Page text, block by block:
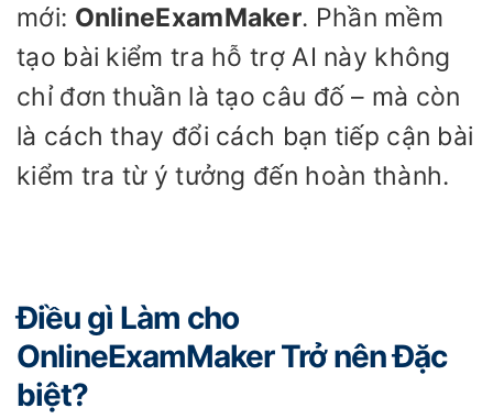
mới: OnlineExamMaker. Phần mềm
tạo bài kiểm tra hỗ trợ AI này không
chỉ đơn thuần là tạo câu đố – mà còn
là cách thay đổi cách bạn tiếp cận bài
kiểm tra từ ý tưởng đến hoàn thành.
Điều gì Làm cho
OnlineExamMaker Trở nên Đặc
biệt?